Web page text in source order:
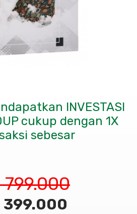
INVESTASI
cukup dengan 1X
sebesar
799.000
399.000